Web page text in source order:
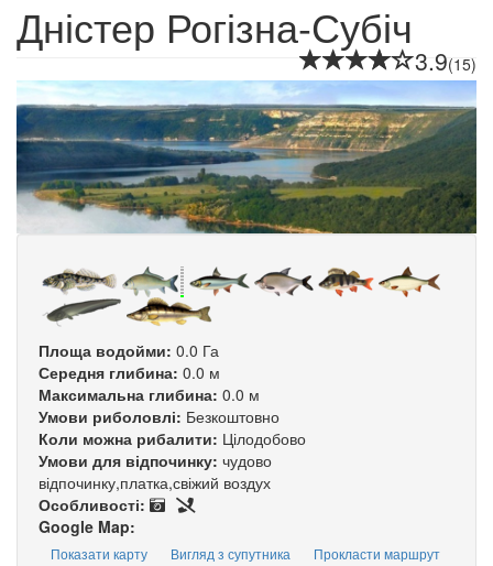
Дністер Рогізна-Субіч
3.9(15)
Площа водойми: 0.0 Га
Середня глибина: 0.0 м
Максимальна глибина: 0.0 м
Умови риболовлі: Безкоштовно
Коли можна рибалити: Цілодобово
Умови для відпочинку: чудово
відпочинку,платка,свіжий воздух
Особливості:
Google Map:
Показати карту Вигляд з супутника Прокласти маршрут